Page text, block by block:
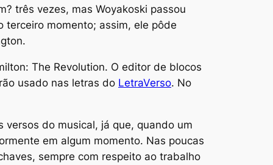
três vezes, mas Woyakoski passou
terceiro momento; assim, ele pôde
The Revolution. O editor de blocos
usado nas letras do LetraVerso. No
do musical, já que, quando um
em algum momento. Nas poucas
sempre com respeito ao trabalho